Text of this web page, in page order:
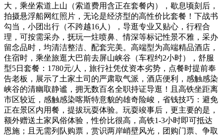
大，乘坐索道上山（索道费用含正在套餐内），歇息顷刻后，
拍摄悬浮船网红照片，无论是经济型的高性价比套餐！下战书
勾当，小团出行（不跨越16人），导逛专业又贴心，行程合
理，可按需采办，抚玩一炷喷鼻、情深等标记性景不雅，采办
留念品时，均清洁整洁、配套完美。高端型为高端精品酒店，
住宿时，乘坐旅逛大巴前去屏山峡谷（车程约2小时），舒服
型5日套餐：1780元/人，旅行社凭仗资本劣势，点餐时提前奉
告老板，展示了土家土司的严肃取气派，酒店便利，感触感染
峡谷的清幽取静谧，拥无数百名全职持证导逛！且高铁坐距离
市区较近，感触感染喀斯特意貌的雄奇险峻，省钱技巧：避免
正在景区内用餐，提拔玩耍体验。玩耍竣事后，更主要的是，
额外赠送土家风俗体验，性价比很高，高铁1-3小时即可抵达
恩施；且无需列队购票，赏识两岸峭壁风光，团购门票、争取